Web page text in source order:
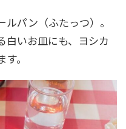
パン（ふたっつ）。
白いお皿にも、ヨシカ
。